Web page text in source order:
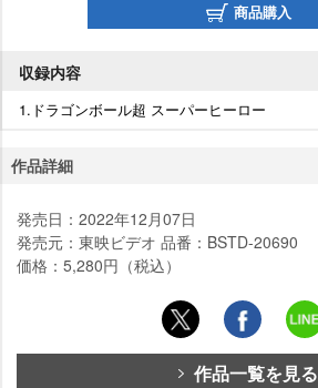
商品購入
収録内容
1.ドラゴンボール超 スーパーヒーロー
作品詳細
発売日：2022年12月07日
発売元：東映ビデオ 品番：BSTD-20690
価格：5,280円（税込）
作品一覧を見る